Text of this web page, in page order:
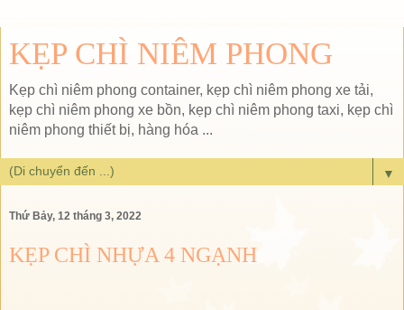
KẸP CHÌ NIÊM PHONG
Kẹp chì niêm phong container, kẹp chì niêm phong xe tải,
kẹp chì niêm phong xe bồn, kẹp chì niêm phong taxi, kẹp chì
niêm phong thiết bị, hàng hóa ...
▼
Thứ Bảy, 12 tháng 3, 2022
KẸP CHÌ NHỰA 4 NGẠNH